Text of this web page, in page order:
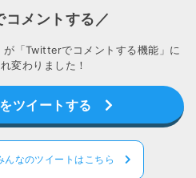
メントする／
が「Twitterでコメントする機能」に
変わりました！
ツイートする
んなのツイートはこちら